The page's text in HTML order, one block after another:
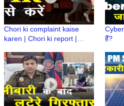
Chori ki complaint kaise
karen | Chori ki report |
कैसे करें | eFIR
हैं?